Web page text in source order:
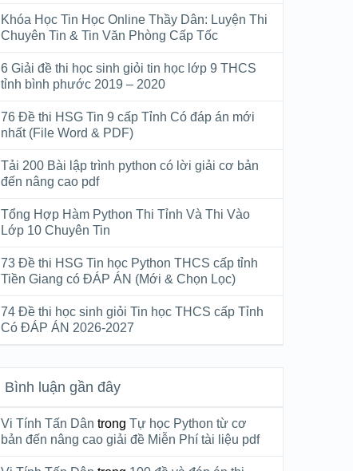
Khóa Học Tin Học Online Thầy Dân: Luyện Thi
Chuyên Tin & Tin Văn Phòng Cấp Tốc
6 Giải đề thi học sinh giỏi tin học lớp 9 THCS
tỉnh bình phước 2019 – 2020
76 Đề thi HSG Tin 9 cấp Tỉnh Có đáp án mới
nhất (File Word & PDF)
Tải 200 Bài lập trình python có lời giải cơ bản
đến nâng cao pdf
Tổng Hợp Hàm Python Thi Tỉnh Và Thi Vào
Lớp 10 Chuyên Tin
73 Đề thi HSG Tin học Python THCS cấp tỉnh
Tiền Giang có ĐÁP ÁN (Mới & Chọn Lọc)
74 Đề thi học sinh giỏi Tin học THCS cấp Tỉnh
Có ĐÁP ÁN 2026-2027
Bình luận gần đây
Vi Tính Tấn Dân trongTự học Python từ cơ
bản đến nâng cao giải đề Miễn Phí tài liệu pdf